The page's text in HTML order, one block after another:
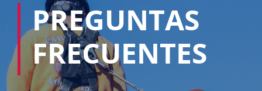
PREGUNTAS
FRECUENTES